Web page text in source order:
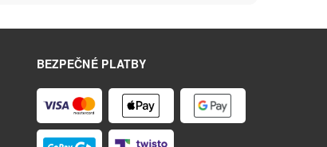
BEZPEČNÉ PLATBY